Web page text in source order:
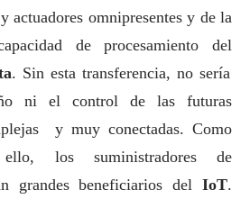
actuadores omnipresentes y de la
de procesamiento del
. Sin esta transferencia, no sería
ni el control de las futuras
y muy conectadas. Como
ello, los suministradores de
grandes beneficiarios del IoT.